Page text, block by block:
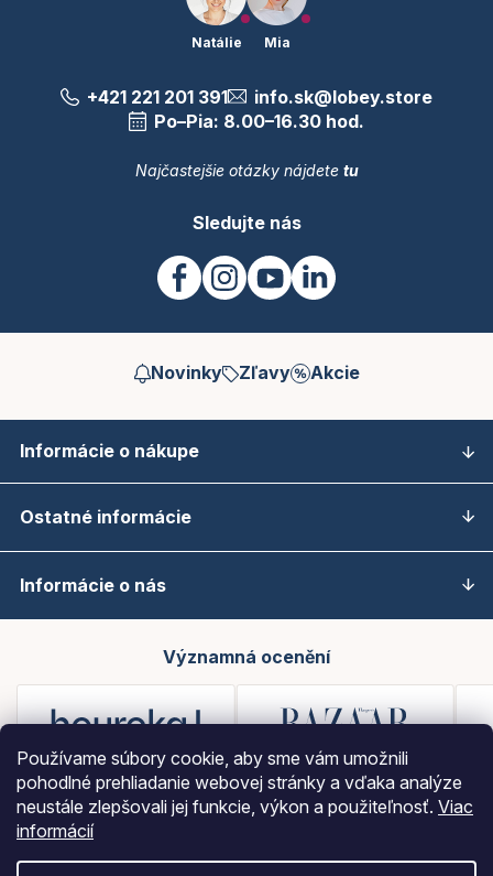
Používame súbory cookie, aby sme vám umožnili
pohodlné prehliadanie webovej stránky a vďaka analýze
neustále zlepšovali jej funkcie, výkon a použiteľnosť. Viac
informácií
Natálie Mia
+421 221 201 391
info.sk@lobey.store
Po–Pia: 8.00–16.30 hod.
Najčastejšie otázky nájdete tu
Sledujte nás
Novinky Zľavy Akcie
Informácie o nákupe
Ostatné informácie
Informácie o nás
Významná ocenění